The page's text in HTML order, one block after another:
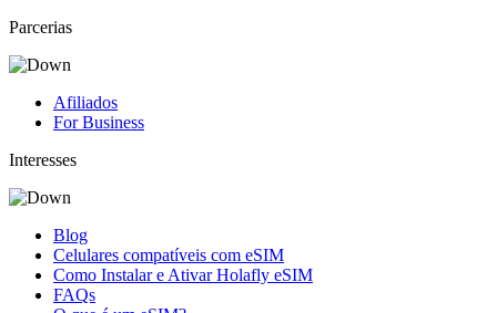
Parcerias
Afiliados
For Business
Interesses
Blog
Celulares compatíveis com eSIM
Como Instalar e Ativar Holafly eSIM
FAQs